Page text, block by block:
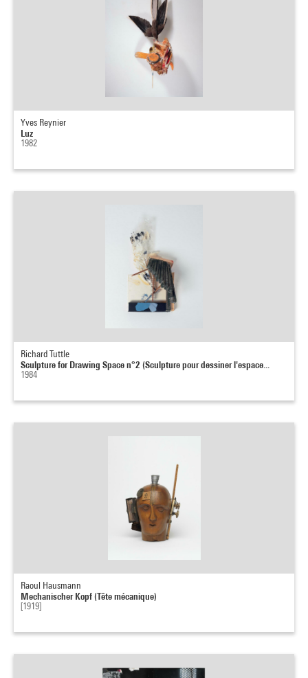
Yves Reynier
Luz
1982
Richard Tuttle
Sculpture for Drawing Space n°2 (Sculpture pour dessiner l'espace...
1984
Raoul Hausmann
Mechanischer Kopf (Tête mécanique)
[1919]